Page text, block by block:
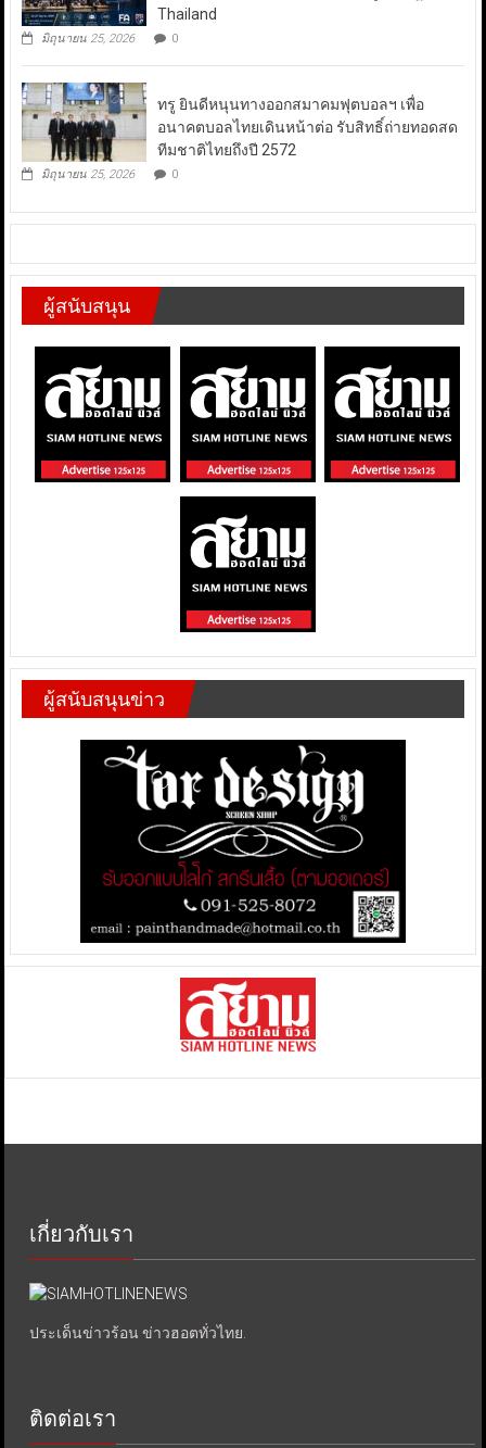
Thailand
มิถุนายน 25, 2026 0
ทรู ยินดีหนุนทางออกสมาคมฟุตบอลฯ เพื่อ
อนาคตบอลไทยเดินหน้าต่อ รับสิทธิ์ถ่ายทอดสด
ทีมชาติไทยถึงปี 2572
มิถุนายน 25, 2026 0
ผู้สนับสนุน
ผู้สนับสนุนข่าว
เกี่ยวกับเรา
ประเด็นข่าวร้อน ข่าวฮอตทั่วไทย.
ติดต่อเรา